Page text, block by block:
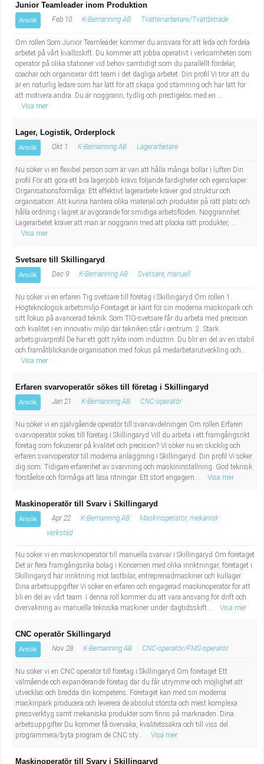
Junior Teamleader inom Produktion
Ansök Feb 10 K-Bemanning AB Tvätteriarbetare/Tvättbiträde
Om rollen Som Junior Teamleader kommer du ansvara för att leda och fördela
arbetet på vårt kvällsskift. Du kommer att jobba operativt i verksamheten som
operatör på olika stationer vid behov samtidigt som du parallellt fördelar,
coachar och organiserar ditt team i det dagliga arbetet. Din profil Vi tror att du
är en naturlig ledare som har lätt för att skapa god stämning och har lätt för
att motivera andra. Du är noggrann, tydlig och prestigelös med en ...
Visa mer
Lager, Logistik, Orderplock
Ansök Okt 1 K-Bemanning AB Lagerarbetare
Nu söker vi en flexibel person som är van att hålla många bollar i luften Din
profil För att göra ett bra lagerjobb krävs följande färdigheter och egenskaper:
Organisationsförmåga: Ett effektivt lagerarbete kräver god struktur och
organisation. Att kunna hantera olika material och produkter på rätt plats och
hålla ordning i lagret är avgörande för smidiga arbetsflöden. Noggrannhet:
Lagerarbetet kräver att man är noggrann med att plocka rätt produkter, ...
Visa mer
Svetsare till Skillingaryd
Ansök Dec 9 K-Bemanning AB Svetsare, manuell
Nu söker vi en erfaren Tig svetsare till företag i Skillingaryd Om rollen 1.
Högteknologisk arbetsmiljö Företaget är känt för sin moderna maskinpark och
sitt fokus på avancerad teknik. Som TIG-svetsare får du arbeta med precision
och kvalitet i en innovativ miljö där tekniken står i centrum. 2. Stark
arbetsgivarprofil De har ett gott rykte inom industrin. Du blir en del av en stabil
och framåtblickande organisation med fokus på medarbetarutveckling och...
Visa mer
Erfaren svarvoperatör sökes till företag i Skillingaryd
Ansök Jan 21 K-Bemanning AB CNC-operatör
Nu söker vi en självgående operatör till svarvavdelningen Om rollen Erfaren
svarvoperatör sökes till företag i Skillingaryd Vill du arbeta i ett framgångsrikt
företag som fokuserar på kvalitet och precision? Vi söker nu en skicklig och
erfaren svarvoperatör till moderna anläggning i Skillingaryd. Din profil Vi söker
dig som: Tidigare erfarenhet av svarvning och maskininställning. God teknisk
förståelse och förmåga att läsa ritningar. Ett stort engagem...
Visa mer
Maskinoperatör till Svarv i Skillingaryd
Ansök Apr 22 K-Bemanning AB
Maskinoperatör, mekanisk
verkstad
Nu söker vi en maskinoperatör till manuella svarvar i Skillingaryd Om företaget
Det är flera framgångsrika bolag i Koncernen med olika inriktningar, företaget i
Skillingaryd har inriktning mot lastbilar, entreprenadmaskiner och kullager.
Dina arbetsuppgifter Vi söker en erfaren och engagerad maskinoperatör för att
bli en del av vårt team. I denna roll kommer du att vara ansvarig för drift och
övervakning av manuella tekniska maskiner under dagtidsskift...
Visa mer
CNC operatör Skillingaryd
Ansök Nov 28 K-Bemanning AB CNC-operatör/FMS-operatör
Nu söker vi en CNC operatör till företag i Skillingaryd Om företaget Ett
välmående och expanderande företag där du får utrymme och möjlighet att
utvecklas och bredda din kompetens. Företaget kan med sin moderna
maskinpark producera och leverera de absolut största och mest komplexa
pressverktyg samt mekaniska produkter som finns på marknaden. Dina
arbetsuppgifter Du kommer få övervaka, kvalitetssäkra och till viss del
programmera/byta program de CNC sty...
Visa mer
Maskinoperatör till Svarv i Skillingaryd